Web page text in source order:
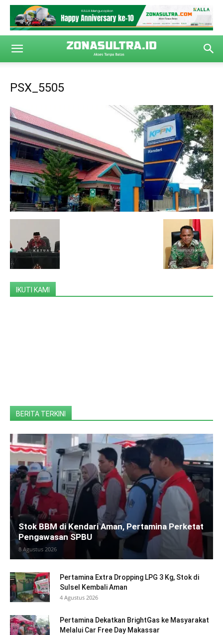
PSX_5505
IKUTI KAMI
BERITA TERKINI
Stok BBM di Kendari Aman, Pertamina Perketat
Pengawasan SPBU
8 Agustus 2026
Pertamina Extra Dropping LPG 3 Kg, Stok di
Sulsel Kembali Aman
4 Agustus 2026
Pertamina Dekatkan BrightGas ke Masyarakat
Melalui Car Free Day Makassar